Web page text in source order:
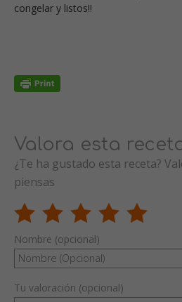
congelar y listos!!
Valora esta
¿Te ha gustado esta receta?
piensas
Nombre (opcional)
Tu valoración (opcional)